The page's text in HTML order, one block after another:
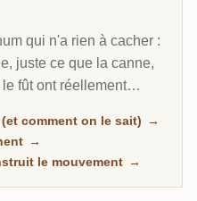
qui n'a rien à cacher :
juste ce que la canne,
fût ont réellement
vite, et chaque bouteille
de sucre de la
comment on le sait) →
→
le mouvement →